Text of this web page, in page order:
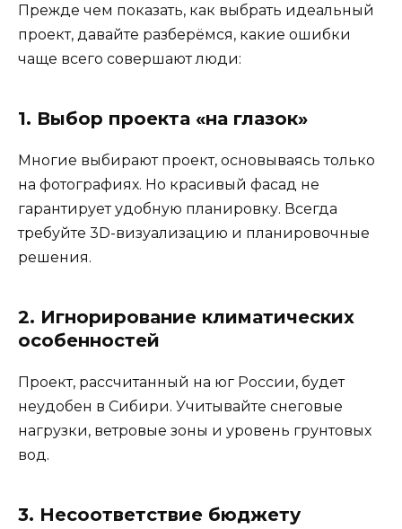
Прежде чем показать, как выбрать идеальный
проект, давайте разберёмся, какие ошибки
чаще всего совершают люди:
1. Выбор проекта «на глазок»
Многие выбирают проект, основываясь только
на фотографиях. Но красивый фасад не
гарантирует удобную планировку. Всегда
требуйте 3D-визуализацию и планировочные
решения.
2. Игнорирование климатических
особенностей
Проект, рассчитанный на юг России, будет
неудобен в Сибири. Учитывайте снеговые
нагрузки, ветровые зоны и уровень грунтовых
вод.
3. Несоответствие бюджету